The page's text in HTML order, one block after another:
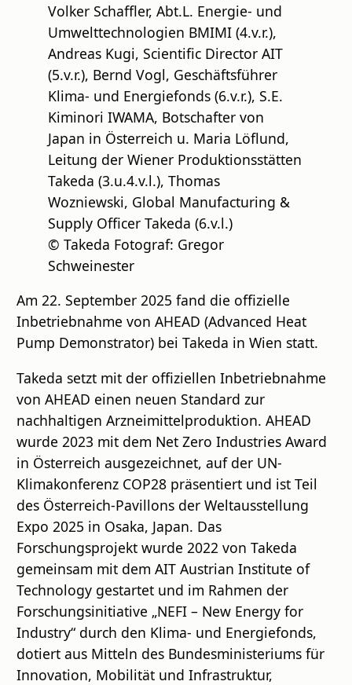
Volker Schaffler, Abt.L. Energie- und
Umwelttechnologien BMIMI (4.v.r.),
Andreas Kugi, Scientific Director AIT
(5.v.r.), Bernd Vogl, Geschäftsführer
Klima- und Energiefonds (6.v.r.), S.E.
Kiminori IWAMA, Botschafter von
Japan in Österreich u. Maria Löflund,
Leitung der Wiener Produktionsstätten
Takeda (3.u.4.v.l.), Thomas
Wozniewski, Global Manufacturing &
Supply Officer Takeda (6.v.l.)
© Takeda Fotograf: Gregor
Schweinester
Am 22. September 2025 fand die offizielle
Inbetriebnahme von AHEAD (Advanced Heat
Pump Demonstrator) bei Takeda in Wien statt.
Takeda setzt mit der offiziellen Inbetriebnahme
von AHEAD einen neuen Standard zur
nachhaltigen Arzneimittelproduktion. AHEAD
wurde 2023 mit dem Net Zero Industries Award
in Österreich ausgezeichnet, auf der UN-
Klimakonferenz COP28 präsentiert und ist Teil
des Österreich-Pavillons der Weltausstellung
Expo 2025 in Osaka, Japan. Das
Forschungsprojekt wurde 2022 von Takeda
gemeinsam mit dem AIT Austrian Institute of
Technology gestartet und im Rahmen der
Forschungsinitiative „NEFI – New Energy for
Industry“ durch den Klima- und Energiefonds,
dotiert aus Mitteln des Bundesministeriums für
Innovation, Mobilität und Infrastruktur,